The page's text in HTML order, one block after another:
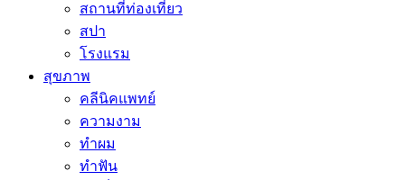
สถานที่ท่องเที่ยว
สปา
โรงแรม
สุขภาพ
คลีนิคแพทย์
ความงาม
ทำผม
ทำฟัน